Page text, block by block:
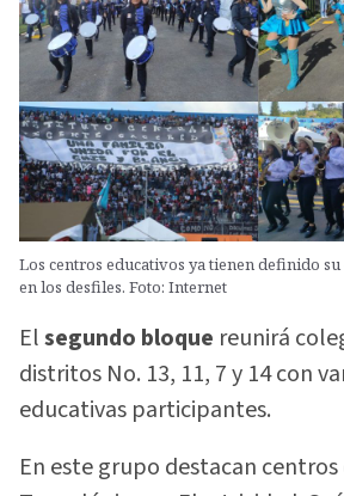
Los centros educativos ya tienen definido
en los desfiles. Foto: Internet
Elsegundo bloque reunirá
distritos No. 13, 11, 7 y 14 con
educativas participantes.
En este grupo destacan